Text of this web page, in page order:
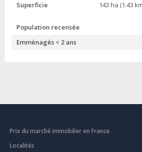
Superficie
143 ha (1.43
Population recensée
Emménagés < 2 ans
Prix du marché immobilier en France
Localités